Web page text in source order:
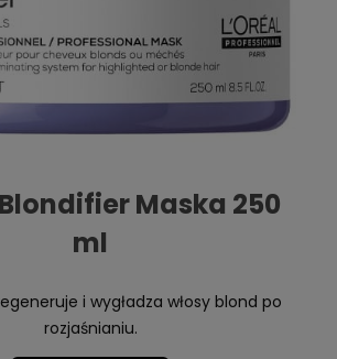
Maska 250
ml
i wygładza włosy blond po
rozjaśnianiu.